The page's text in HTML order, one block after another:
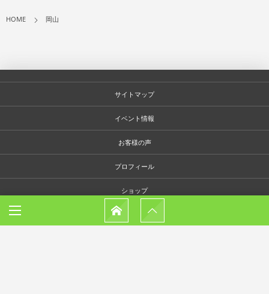
HOME 岡山
サイトマップ
イベント情報
お客様の声
プロフィール
ショップ
問い合わせ